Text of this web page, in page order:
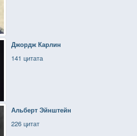
Джордж Карлин
141 цитата
Альберт Эйнштейн
226 цитат